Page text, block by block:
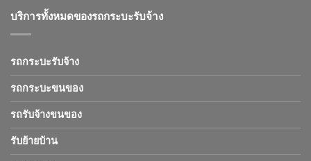
บริการทั้งหมดของรถกระบะรับจ้าง
รถกระบะรับจ้าง
รถกระบะขนของ
รถรับจ้างขนของ
รับย้ายบ้าน